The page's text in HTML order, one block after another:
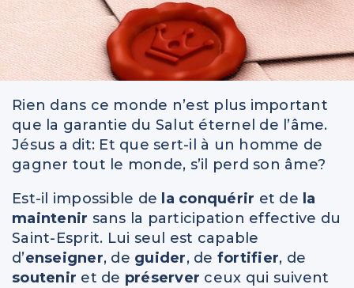
Vidéos
Rien dans ce monde n’est plus important
que la garantie du Salut éternel de l’âme.
Jésus a dit: Et que sert-il à un homme de
gagner tout le monde, s’il perd son âme?
Est-il impossible de la conquérir et de la
maintenir sans la participation effective du
Saint-Esprit. Lui seul est capable
d’enseigner, de guider, de fortifier, de
soutenir et de préserver ceux qui suivent